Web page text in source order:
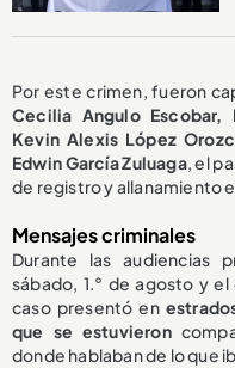
Por este crimen, fueron
Cecilia Angulo Escobar,
Kevin Alexis López
Edwin García Zuluaga, el
de registro y allanamiento
Mensajes criminales
Durante las audiencias
sábado, 1.° de agosto y
caso presentó en
que se estuvieron
donde hablaban de lo que